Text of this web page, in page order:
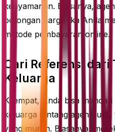
kenyamanan. Biasanya,
potongan harga jika Anda
metode pembayaran online.
Cari Referensi dari
Keluarga
Keempat, Anda bisa
keluarga tentang agen
yang murah. Biasanya,